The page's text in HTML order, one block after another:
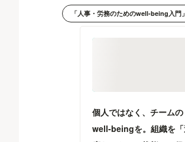
「人事・労務のためのwell-being入門
個人ではなく、チームの
well-beingを。組織を